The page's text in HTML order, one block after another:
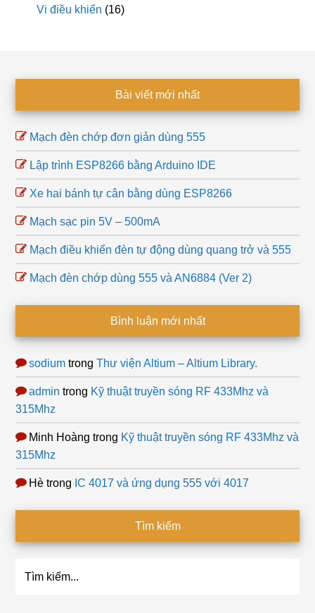
Vi điều khiển (16)
Bài viết mới nhất
Mạch đèn chớp đơn giản dùng 555
Lập trình ESP8266 bằng Arduino IDE
Xe hai bánh tự cân bằng dùng ESP8266
Mạch sạc pin 5V – 500mA
Mạch điều khiển đèn tự động dùng quang trở và 555
Mạch đèn chớp dùng 555 và AN6884 (Ver 2)
Bình luận mới nhất
sodium trongThư viện Altium – Altium Library.
admin trong Kỹ thuật truyền sóng RF 433Mhz và
315Mhz
Minh Hoàng trong Kỹ thuật truyền sóng RF 433Mhz và
315Mhz
Hè trong IC 4017 và ứng dụng 555 với 4017
Tìm kiếm